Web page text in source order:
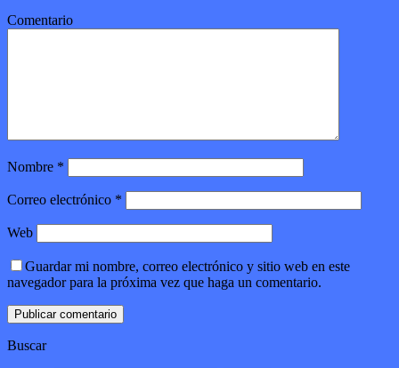
Comentario
Nombre *
Correo electrónico *
Web
Guardar mi nombre, correo electrónico y sitio web en este
navegador para la próxima vez que haga un comentario.
Buscar